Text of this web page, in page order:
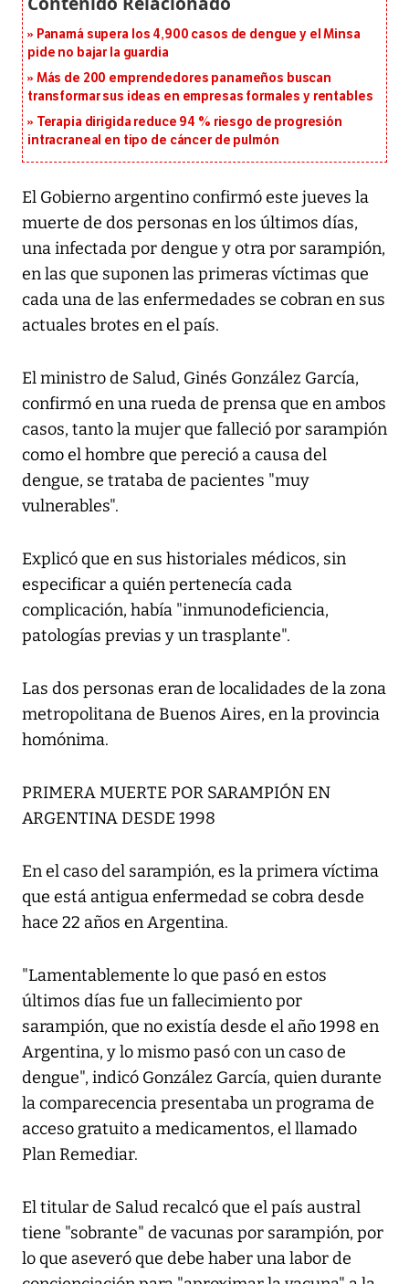
Panamá supera los 4,900 casos de dengue y el Minsa
pide no bajar la guardia
Más de 200 emprendedores panameños buscan
transformar sus ideas en empresas formales y rentables
Terapia dirigida reduce 94 % riesgo de progresión
intracraneal en tipo de cáncer de pulmón
El Gobierno argentino confirmó este jueves la
muerte de dos personas en los últimos días,
una infectada por dengue y otra por sarampión,
en las que suponen las primeras víctimas que
cada una de las enfermedades se cobran en sus
actuales brotes en el país.
El ministro de Salud, Ginés González García,
confirmó en una rueda de prensa que en ambos
casos, tanto la mujer que falleció por sarampión
como el hombre que pereció a causa del
dengue, se trataba de pacientes "muy
vulnerables".
Explicó que en sus historiales médicos, sin
especificar a quién pertenecía cada
complicación, había "inmunodeficiencia,
patologías previas y un trasplante".
Las dos personas eran de localidades de la zona
metropolitana de Buenos Aires, en la provincia
homónima.
PRIMERA MUERTE POR SARAMPIÓN EN
ARGENTINA DESDE 1998
En el caso del sarampión, es la primera víctima
que está antigua enfermedad se cobra desde
hace 22 años en Argentina.
"Lamentablemente lo que pasó en estos
últimos días fue un fallecimiento por
sarampión, que no existía desde el año 1998 en
Argentina, y lo mismo pasó con un caso de
dengue", indicó González García, quien durante
la comparecencia presentaba un programa de
acceso gratuito a medicamentos, el llamado
Plan Remediar.
El titular de Salud recalcó que el país austral
tiene "sobrante" de vacunas por sarampión, por
lo que aseveró que debe haber una labor de